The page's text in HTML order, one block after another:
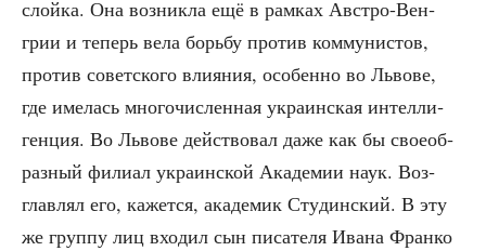
слой­ка. Она воз­ник­ла ещё в рам­ках Авст­ро-Вен­
грии и теперь вела борь­бу про­тив ком­му­ни­стов,
про­тив совет­ско­го вли­я­ния, осо­бен­но во Льво­ве,
где име­лась мно­го­чис­лен­ная укра­ин­ская интел­ли­
ген­ция. Во Льво­ве дей­ство­вал даже как бы свое­об­
раз­ный фили­ал укра­ин­ской Ака­де­мии наук. Воз­
глав­лял его, кажет­ся, ака­де­мик Сту­дин­ский. В эту
же груп­пу лиц вхо­дил сын писа­те­ля Ива­на Фран­ко